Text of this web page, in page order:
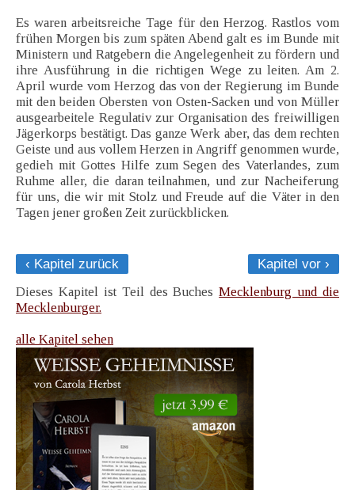
Es waren arbeitsreiche Tage für den Herzog. Rastlos vom
frühen Morgen bis zum späten Abend galt es im Bunde mit
Ministern und Ratgebern die Angelegenheit zu fördern und
ihre Ausführung in die richtigen Wege zu leiten. Am 2.
April wurde vom Herzog das von der Regierung im Bunde
mit den beiden Obersten von Osten-Sacken und von Müller
ausgearbeitele Regulativ zur Organisation des freiwilligen
Jägerkorps bestätigt. Das ganze Werk aber, das dem rechten
Geiste und aus vollem Herzen in Angriff genommen wurde,
gedieh mit Gottes Hilfe zum Segen des Vaterlandes, zum
Ruhme aller, die daran teilnahmen, und zur Nacheiferung
für uns, die wir mit Stolz und Freude auf die Väter in den
Tagen jener großen Zeit zurückblicken.
‹ Kapitel zurück
Kapitel vor ›
Dieses Kapitel ist Teil des BuchesMecklenburg und die
Mecklenburger.
alle Kapitel sehen